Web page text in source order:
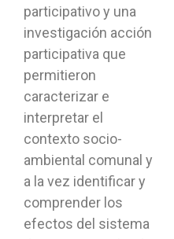
participativo y una
investigación acción
participativa que
permitieron
caracterizar e
interpretar el
contexto socio-
ambiental comunal y
a la vez identificar y
comprender los
efectos del sistema